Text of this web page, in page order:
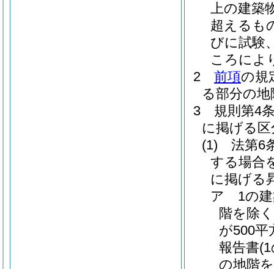
上の建築
超えるも
びに試験
ころによ
2
前項の規
る部分の
3
規則第4
に掲げる
(1)
法第6
する場合
に掲げる
ア
1の
階を除
が500
報告書
の地階